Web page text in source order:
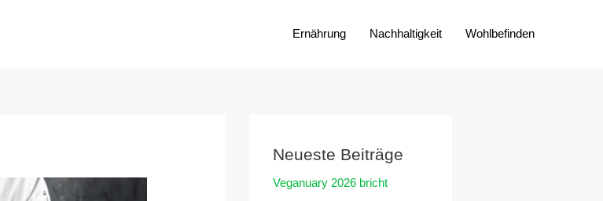
Ernährung Nachhaltigkeit Wohlbefinden
Neueste Beiträge
Veganuary 2026 bricht